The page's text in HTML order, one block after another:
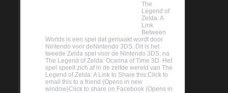
The
Legend of
Zelda: A
Link
Between
Worlds is een spel dat gemaakt wordt door
Nintendo voor deNintendo 3DS. Dit is het
tweede Zelda spel voor de Nintendo 3DS, na
The Legend of Zelda: Ocarina of Time 3D. Het
spel speelt zich af in de zelfde wereld van The
Legend of Zelda: A Link to Share this:Click to
email this to a friend (Opens in new
window)Click to share on Facebook (Opens in